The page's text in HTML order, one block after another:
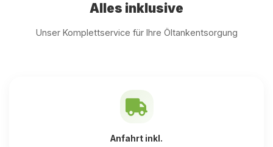
Alles inklusive
Unser Komplettservice für Ihre Öltankentsorgung
Anfahrt inkl.